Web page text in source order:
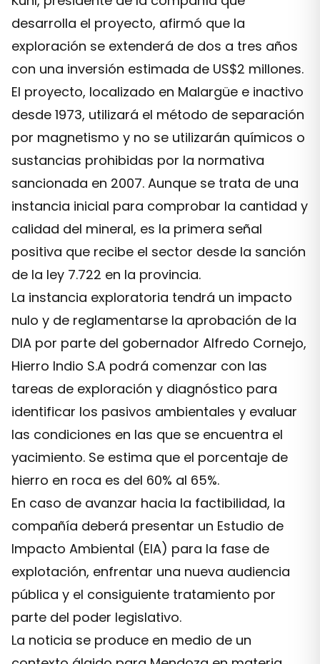
desarrolla el proyecto, afirmó que la
exploración se extenderá de dos a tres años
con una inversión estimada de US$2 millones.
El proyecto, localizado en Malargüe e inactivo
desde 1973, utilizará el método de separación
por magnetismo y no se utilizarán químicos o
sustancias prohibidas por la normativa
sancionada en 2007. Aunque se trata de una
instancia inicial para comprobar la cantidad y
calidad del mineral, es la primera señal
positiva que recibe el sector desde la sanción
de la ley 7.722 en la provincia.
La instancia exploratoria tendrá un impacto
nulo y de reglamentarse la aprobación de la
DIA por parte del gobernador Alfredo Cornejo,
Hierro Indio S.A podrá comenzar con las
tareas de exploración y diagnóstico para
identificar los pasivos ambientales y evaluar
las condiciones en las que se encuentra el
yacimiento. Se estima que el porcentaje de
hierro en roca es del 60% al 65%.
En caso de avanzar hacia la factibilidad, la
compañía deberá presentar un Estudio de
Impacto Ambiental (EIA) para la fase de
explotación, enfrentar una nueva audiencia
pública y el consiguiente tratamiento por
parte del poder legislativo.
La noticia se produce en medio de un